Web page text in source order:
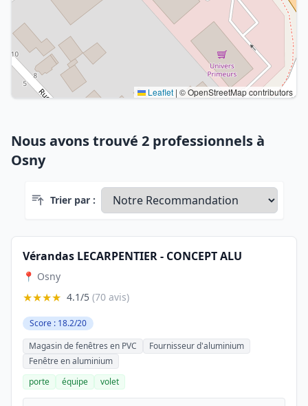
Leaflet | © OpenStreetMap contributors
Nous avons trouvé 2 professionnels à
Osny
Trier par :
Vérandas LECARPENTIER - CONCEPT ALU
📍 Osny
★★★★ 4.1/5 (70 avis)
Score : 18.2/20
Magasin de fenêtres en PVC
Fournisseur d'aluminium
Fenêtre en aluminium
porte
équipe volet